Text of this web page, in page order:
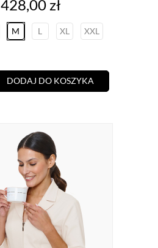
Cena
428,00 zł
M L XL XXL
DODAJ DO KOSZYKA